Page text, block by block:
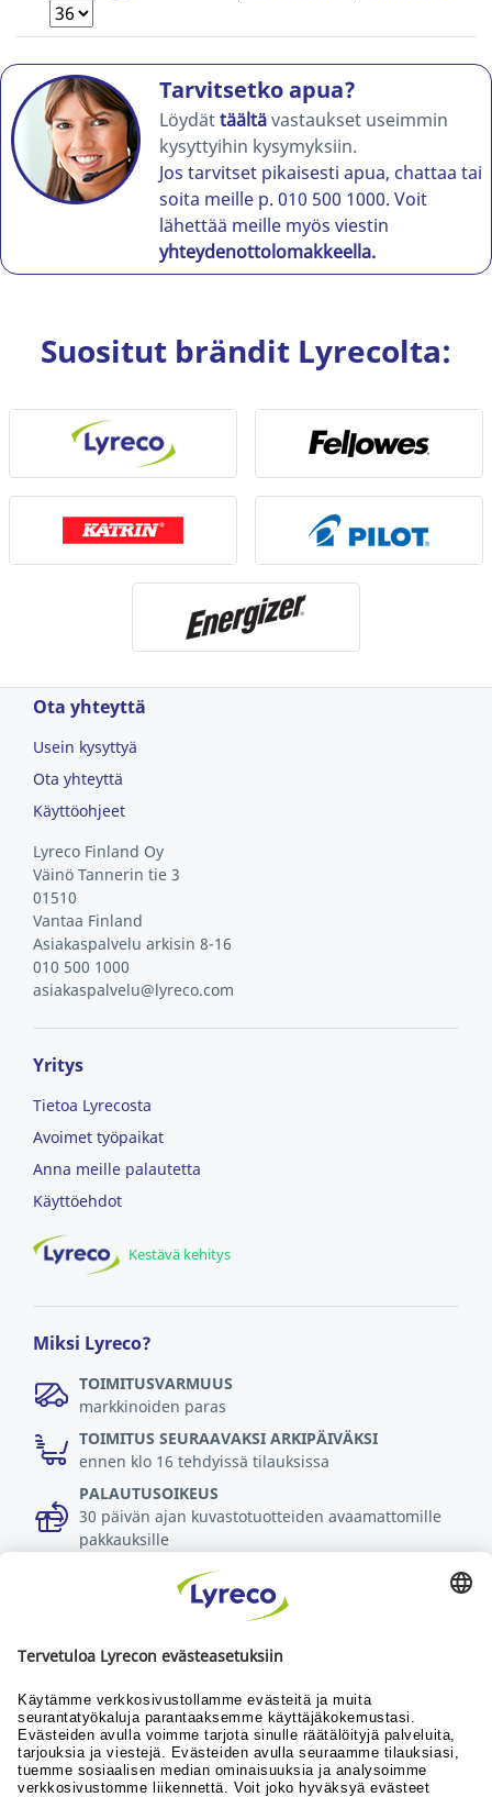
Tarvitsetko apua?
Löydättäältävastaukset useimmin
kysyttyihin kysymyksiin.
Jos tarvitset pikaisesti apua, chattaa tai
soita meille p. 010 500 1000. Voit
lähettää meille myös viestin
yhteydenottolomakkeella.
Suositut brändit Lyrecolta:
Ota yhteyttä
Usein kysyttyä
Ota yhteyttä
Käyttöohjeet
Lyreco Finland Oy
Väinö Tannerin tie 3
01510
Vantaa Finland
Asiakaspalvelu arkisin 8-16
010 500 1000
asiakaspalvelu@lyreco.com
Yritys
Tietoa Lyrecosta
Avoimet työpaikat
Anna meille palautetta
Käyttöehdot
Kestävä kehitys
Miksi Lyreco?
TOIMITUSVARMUUS
markkinoiden paras
TOIMITUS SEURAAVAKSI ARKIPÄIVÄKSI
ennen klo 16 tehdyissä tilauksissa
PALAUTUSOIKEUS
30 päivän ajan kuvastotuotteiden avaamattomille
pakkauksille
Kaikki, mitä työssäsi tarvitset
Yhteistyökumppanit